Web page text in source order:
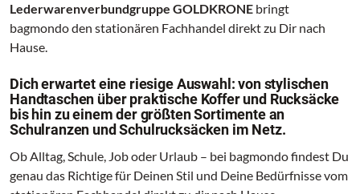
Lederwarenverbundgruppe GOLDKRONE bringt
bagmondo den stationären Fachhandel direkt zu Dir nach
Hause.
Dich erwartet eine riesige Auswahl: von stylischen
Handtaschen über praktische Koffer und Rucksäcke
bis hin zu einem der größten Sortimente an
Schulranzen und Schulrucksäcken im Netz.
Ob Alltag, Schule, Job oder Urlaub – bei bagmondo findest Du
genau das Richtige für Deinen Stil und Deine Bedürfnisse vom